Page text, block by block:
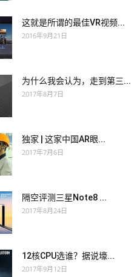
这就是所谓的最佳VR视频...
2016年9月21日
为什么我会认为，走到第三...
2017年8月7日
独家 | 这家中国AR眼...
2017年7月6日
隔空评测三星Note8 ...
2017年8月24日
12核CPU选谁？据说壕...
2017年9月12日